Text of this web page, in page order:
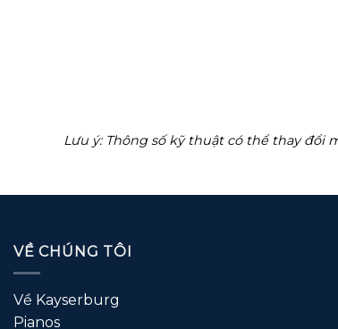
Lưu ý: Thông số kỹ thuật có thể thay đổi
VỀ CHÚNG TÔI
Về Kayserburg
Pianos